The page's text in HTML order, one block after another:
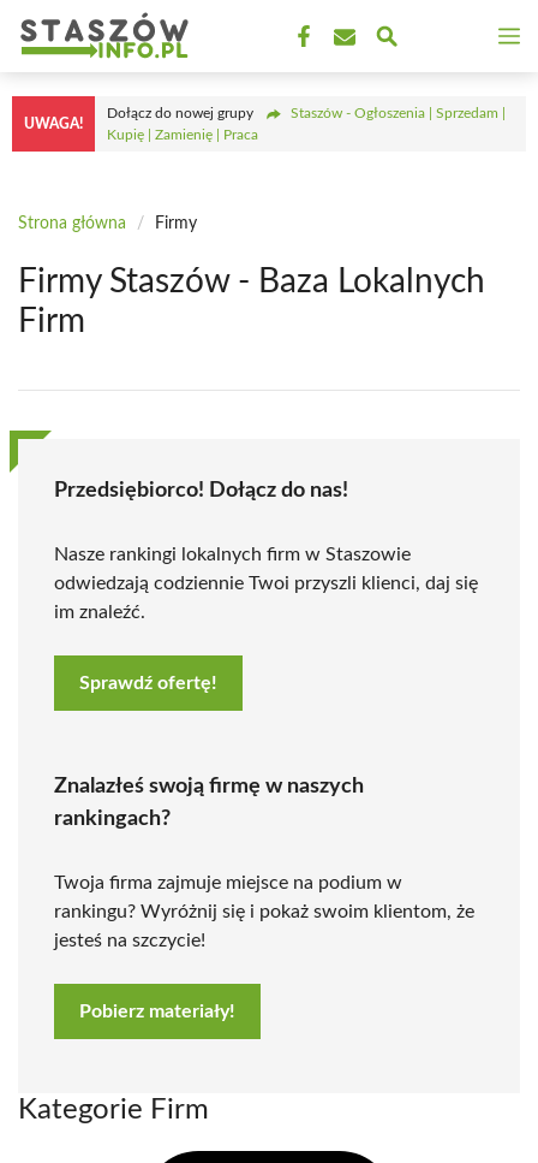
treści
UWAGA!
Dołącz do nowej grupy
Staszów - Ogłoszenia | Sprzedam |
Kupię | Zamienię | Praca
Strona główna / Firmy
Firmy Staszów - Baza Lokalnych
Firm
Przedsiębiorco! Dołącz do nas!
Nasze rankingi lokalnych firm w Staszowie
odwiedzają codziennie Twoi przyszli klienci, daj się
im znaleźć.
Sprawdź ofertę!
Znalazłeś swoją firmę w naszych
rankingach?
Twoja firma zajmuje miejsce na podium w
rankingu? Wyróżnij się i pokaż swoim klientom, że
jesteś na szczycie!
Pobierz materiały!
Kategorie Firm